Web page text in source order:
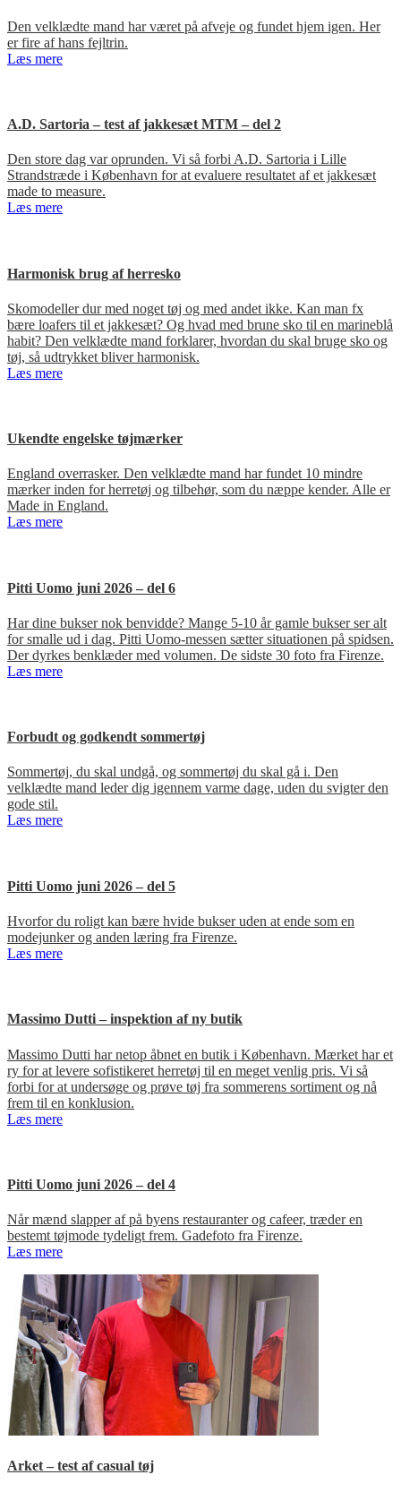
Den velklædte mand har været på afveje og fundet hjem igen. Her
er fire af hans fejltrin.
Læs mere
A.D. Sartoria – test af jakkesæt MTM – del 2
Den store dag var oprunden. Vi så forbi A.D. Sartoria i Lille
Strandstræde i København for at evaluere resultatet af et jakkesæt
made to measure.
Læs mere
Harmonisk brug af herresko
Skomodeller dur med noget tøj og med andet ikke. Kan man fx
bære loafers til et jakkesæt? Og hvad med brune sko til en marineblå
habit? Den velklædte mand forklarer, hvordan du skal bruge sko og
tøj, så udtrykket bliver harmonisk.
Læs mere
Ukendte engelske tøjmærker
England overrasker. Den velklædte mand har fundet 10 mindre
mærker inden for herretøj og tilbehør, som du næppe kender. Alle er
Made in England.
Læs mere
Pitti Uomo juni 2026 – del 6
Har dine bukser nok benvidde? Mange 5-10 år gamle bukser ser alt
for smalle ud i dag. Pitti Uomo-messen sætter situationen på spidsen.
Der dyrkes benklæder med volumen. De sidste 30 foto fra Firenze.
Læs mere
Forbudt og godkendt sommertøj
Sommertøj, du skal undgå, og sommertøj du skal gå i. Den
velklædte mand leder dig igennem varme dage, uden du svigter den
gode stil.
Læs mere
Pitti Uomo juni 2026 – del 5
Hvorfor du roligt kan bære hvide bukser uden at ende som en
modejunker og anden læring fra Firenze.
Læs mere
Massimo Dutti – inspektion af ny butik
Massimo Dutti har netop åbnet en butik i København. Mærket har et
ry for at levere sofistikeret herretøj til en meget venlig pris. Vi så
forbi for at undersøge og prøve tøj fra sommerens sortiment og nå
frem til en konklusion.
Læs mere
Pitti Uomo juni 2026 – del 4
Når mænd slapper af på byens restauranter og cafeer, træder en
bestemt tøjmode tydeligt frem. Gadefoto fra Firenze.
Læs mere
Arket – test af casual tøj